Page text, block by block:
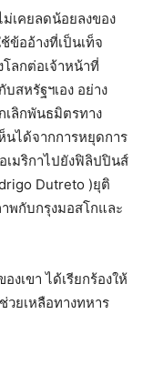
เคยลดน้อยลงของ
ข้ออ้างที่เป็นเท็จ
ลกต่อเจ้าหน้าที่
สหรัฐฯเอง อย่าง
เลิกพันธมิตรทาง
นได้จากการหยุดการ
เมริกาไปยังฟิลิปปินส์
Dutreto )ยุติ
พกับกรุงมอสโกและ
งเขา ได้เรียกร้องให้
วยเหลือทางทหาร